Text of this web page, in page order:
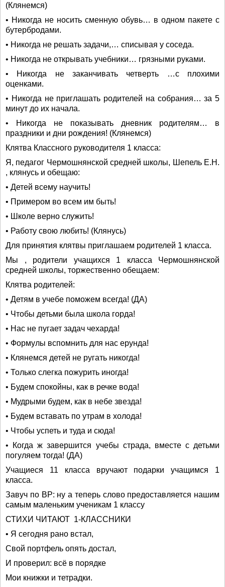
(Клянемся)
• Никогда не носить сменную обувь… в одном пакете с
бутербродами.
• Никогда не решать задачи,… списывая у соседа.
• Никогда не открывать учебники… грязными руками.
• Никогда не заканчивать четверть …с плохими
оценками.
• Никогда не приглашать родителей на собрания… за 5
минут до их начала.
• Никогда не показывать дневник родителям… в
праздники и дни рождения! (Клянемся)
Клятва Классного руководителя 1 класса:
Я, педагог Чермошнянской средней школы, Шепель Е.Н.
, клянусь и обещаю:
• Детей всему научить!
• Примером во всем им быть!
• Школе верно служить!
• Работу свою любить! (Клянусь)
Для принятия клятвы приглашаем родителей 1 класса.
Мы , родители учащихся 1 класса Чермошнянской
средней школы, торжественно обещаем:
Клятва родителей:
• Детям в учебе поможем всегда! (ДА)
• Чтобы детьми была школа горда!
• Нас не пугает задач чехарда!
• Формулы вспомнить для нас ерунда!
• Клянемся детей не ругать никогда!
• Только слегка пожурить иногда!
• Будем спокойны, как в речке вода!
• Мудрыми будем, как в небе звезда!
• Будем вставать по утрам в холода!
• Чтобы успеть и туда и сюда!
• Когда ж завершится учебы страда, вместе с детьми
погуляем тогда! (ДА)
Учащиеся 11 класса вручают подарки учащимся 1
класса.
Завуч по ВР: ну а теперь слово предоставляется нашим
самым маленьким ученикам 1 классу
СТИХИ ЧИТАЮТ 1-КЛАССНИКИ
• Я сегодня рано встал,
Свой портфель опять достал,
И проверил: всё в порядке
Мои книжки и тетрадки.